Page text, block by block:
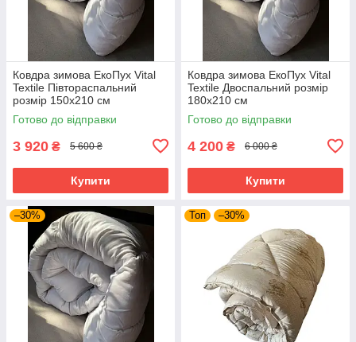
Ковдра зимова ЕкоПух Vital
Textile Півтораспальний
розмір 150х210 см
Готово до відправки
3 920 ₴ 5 600 ₴
Купити
Ковдра зимова ЕкоПух Vital
Textile Двоспальний розмір
180х210 см
Готово до відправки
4 200 ₴ 6 000 ₴
Купити
–30% Топ –30%